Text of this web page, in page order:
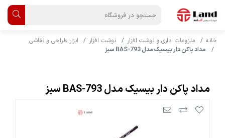
خانه ملزومات اداری و نوشت افزار نوشت افزار
ابزار طراحی و نقاشی
مداد پاکن دار بیسیک مدل BAS-793 سبز
مداد پاکن دار بیسیک مدل BAS-793 سبز